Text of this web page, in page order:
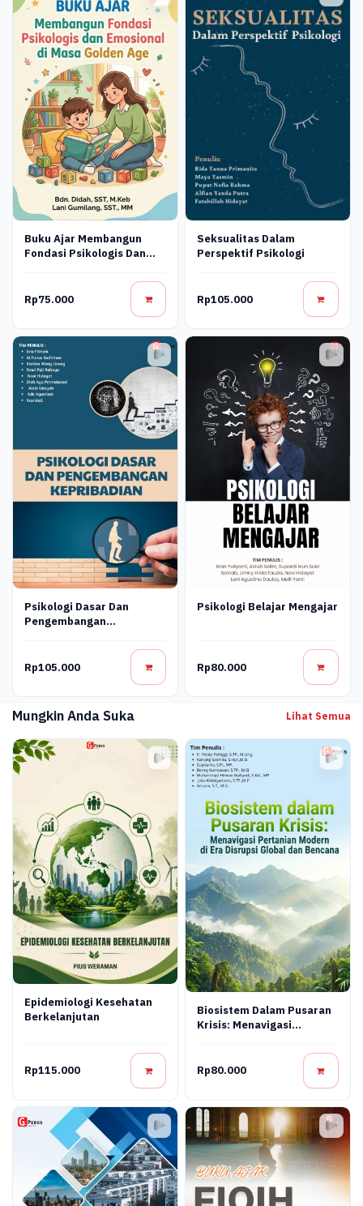
Buku Ajar Membangun
Fondasi Psikologis Dan
Rp75.000
Seksualitas Dalam
Perspektif Psikologi
Rp105.000
Psikologi Dasar Dan
Pengembangan
Rp105.000
Psikologi Belajar Mengajar
Rp80.000
Mungkin Anda Suka Lihat Semua
Epidemiologi Kesehatan
Berkelanjutan
Rp115.000
Biosistem Dalam Pusaran
Krisis: Menavigasi
Bencana
Rp80.000